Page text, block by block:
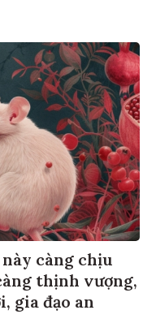
càng chịu
thịnh vượng,
gia đạo an